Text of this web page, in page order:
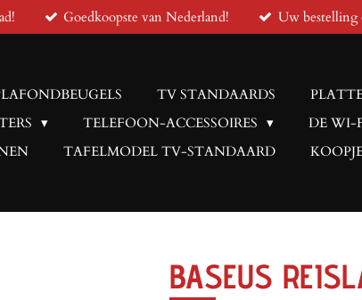
Goedkoopste van Nederland! Uw bestelling
TV STANDAARDS
TELEFOON-ACCESSOIRES DE WI-
TAFELMODEL TV-STANDAARD
BASEUS